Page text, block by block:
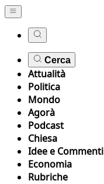
Cerca
Attualità
Politica
Mondo
Agorà
Podcast
Chiesa
Idee e Commenti
Economia
Rubriche